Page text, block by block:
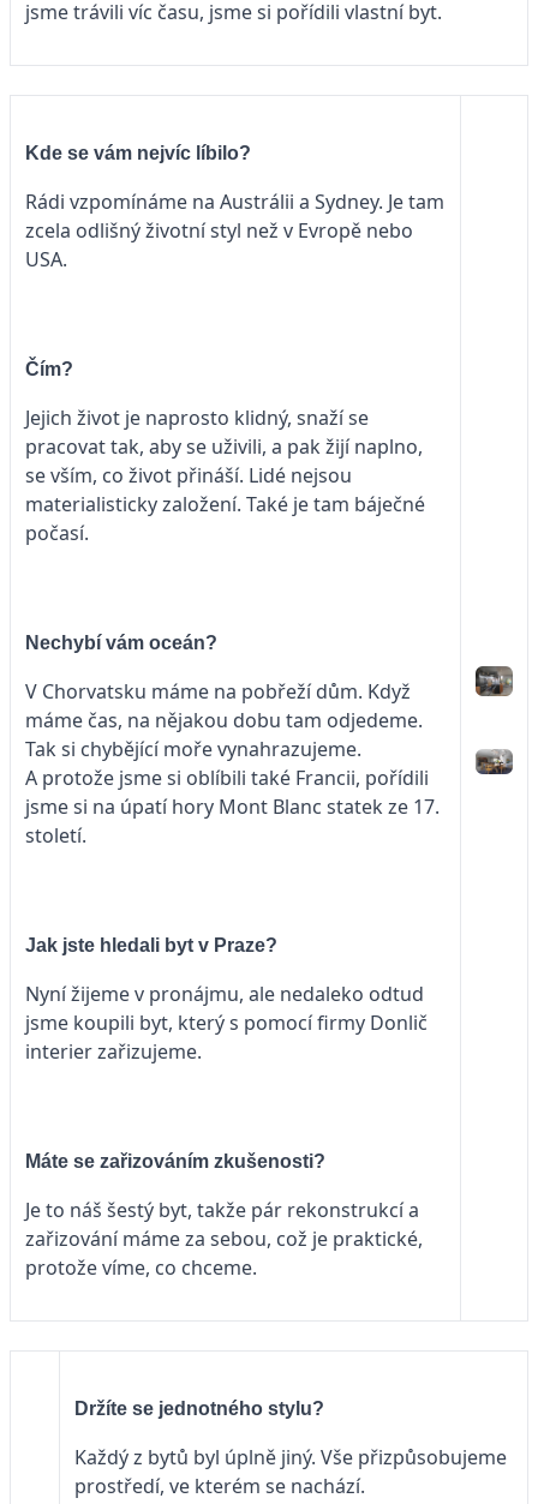
jsme trávili víc času, jsme si pořídili vlastní byt.
Kde se vám nejvíc líbilo?
Rádi vzpomínáme na Austrálii a Sydney. Je tam
zcela odlišný životní styl než v Evropě nebo
USA.
Čím?
Jejich život je naprosto klidný, snaží se
pracovat tak, aby se uživili, a pak žijí naplno,
se vším, co život přináší. Lidé nejsou
materialisticky založení. Také je tam báječné
počasí.
Nechybí vám oceán?
V Chorvatsku máme na pobřeží dům. Když
máme čas, na nějakou dobu tam odjedeme.
Tak si chybějící moře vynahrazujeme.
A protože jsme si oblíbili také Francii, pořídili
jsme si na úpatí hory Mont Blanc statek ze 17.
století.
Jak jste hledali byt v Praze?
Nyní žijeme v pronájmu, ale nedaleko odtud
jsme koupili byt, který s pomocí firmy Donlič
interier zařizujeme.
Máte se zařizováním zkušenosti?
Je to náš šestý byt, takže pár rekonstrukcí a
zařizování máme za sebou, což je praktické,
protože víme, co chceme.
Držíte se jednotného stylu?
Každý z bytů byl úplně jiný. Vše přizpůsobujeme
prostředí, ve kterém se nachází.